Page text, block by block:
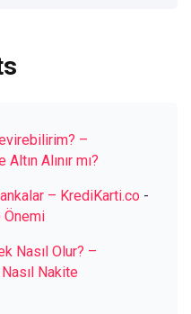
–
Alınır mı?
– KrediKarti.co -
Önemi
Nasıl Olur? –
Nasıl Nakite